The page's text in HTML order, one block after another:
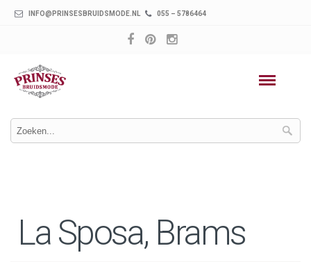
INFO@PRINSESBRUIDSMODE.NL 055 – 5786464
La Sposa, Brams